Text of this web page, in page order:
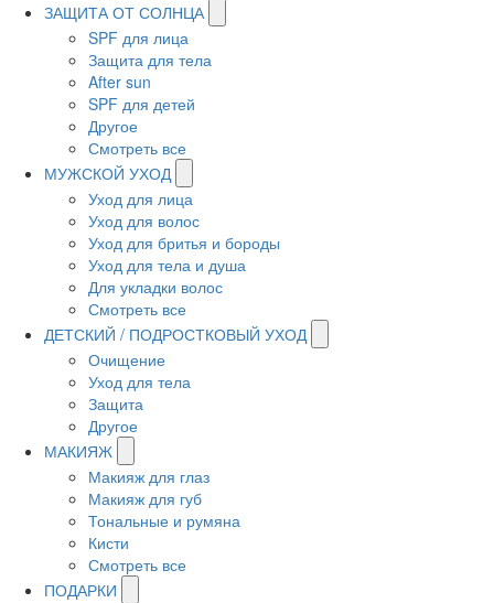
ЗАЩИТА ОТ СОЛНЦА
SPF для лица
Защита для тела
After sun
SPF для детей
Другое
Смотреть все
МУЖСКОЙ УХОД
Уход для лица
Уход для волос
Уход для бритья и бороды
Уход для тела и душа
Для укладки волос
Смотреть все
ДЕТСКИЙ / ПОДРОСТКОВЫЙ УХОД
Очищение
Уход для тела
Защита
Другое
МАКИЯЖ
Макияж для глаз
Макияж для губ
Тональные и румяна
Кисти
Смотреть все
ПОДАРКИ